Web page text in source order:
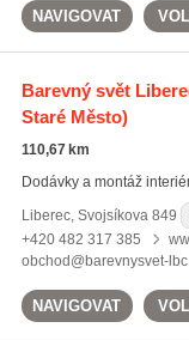
NAVIGOVAT
Barevný svět
Staré Město)
110,67 km
Dodávky a montáž
Liberec, Svojsíkova 849
+420 482 317 385
obchod@barevnysvet-
NAVIGOVAT